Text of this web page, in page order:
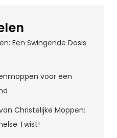
Een Swingende Dosis
voor een
Christelijke Moppen:
Twist!